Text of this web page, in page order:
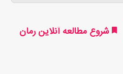
شروع مطالعه آنلاین رمان